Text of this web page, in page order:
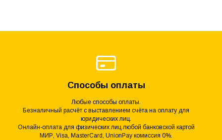
Способы оплаты
Любые способы оплаты.
Безналичный расчёт с выставлением счёта на оплату для
юридических лиц.
Онлайн-оплата для физических лиц любой банковской картой
МИР, Visa, MasterCard, UnionPay комиссия 0%.